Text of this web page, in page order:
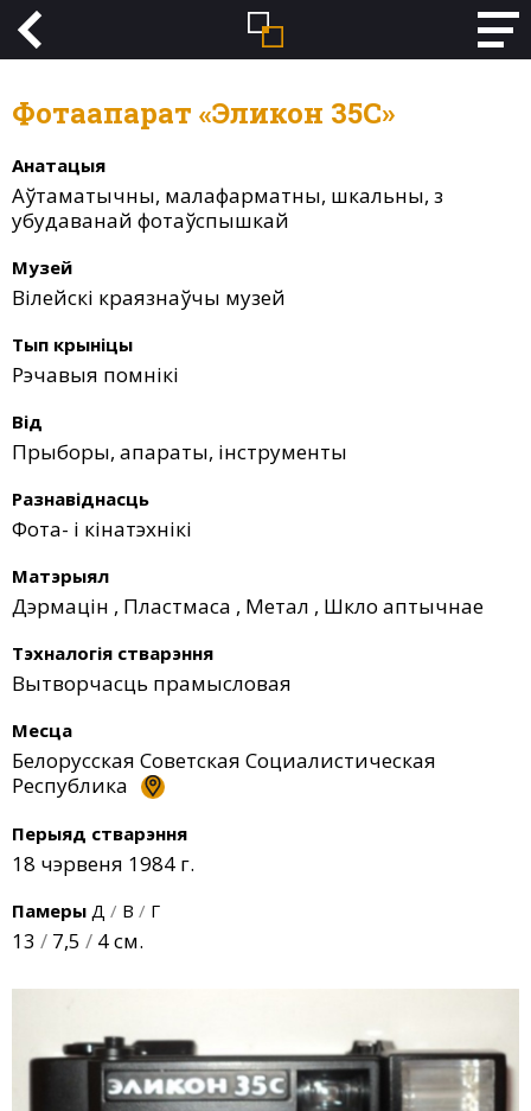
Фотаапарат «Эликон 35С»
Анатацыя
Аўтаматычны, малафарматны, шкальны, з
убудаванай фотаўспышкай
Музей
Вілейскі краязнаўчы музей
Тып крыніцы
Рэчавыя помнікі
Від
Прыборы, апараты, інструменты
Разнавіднасць
Фота- і кінатэхнікі
Матэрыял
Дэрмацін , Пластмаса , Метал , Шкло аптычнае
Тэхналогія стварэння
Вытворчасць прамысловая
Месца
Белорусская Советская Социалистическая
Республика
Перыяд стварэння
18 чэрвеня 1984 г.
Памеры Д / В / Г
13 / 7,5 / 4 см.